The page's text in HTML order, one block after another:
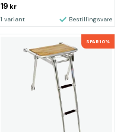
19 kr
1 variant Bestillingsvare
SPAR 10%